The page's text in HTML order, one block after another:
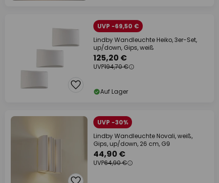
UVP -69,50 €
Lindby Wandleuchte Heiko, 3er-Set,
up/down, Gips, weiß
125,20 €
UVP194,70 €
Auf Lager
UVP -30%
Lindby Wandleuchte Novali, weiß,
Gips, up/down, 26 cm, G9
44,90 €
UVP64,90 €